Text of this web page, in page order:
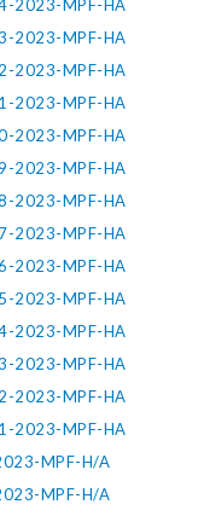
2023-MPF-HA
2023-MPF-HA
2023-MPF-HA
2023-MPF-HA
2023-MPF-HA
2023-MPF-HA
2023-MPF-HA
2023-MPF-HA
2023-MPF-HA
2023-MPF-HA
2023-MPF-HA
2023-MPF-HA
2023-MPF-HA
2023-MPF-HA
MPF-H/A
MPF-H/A